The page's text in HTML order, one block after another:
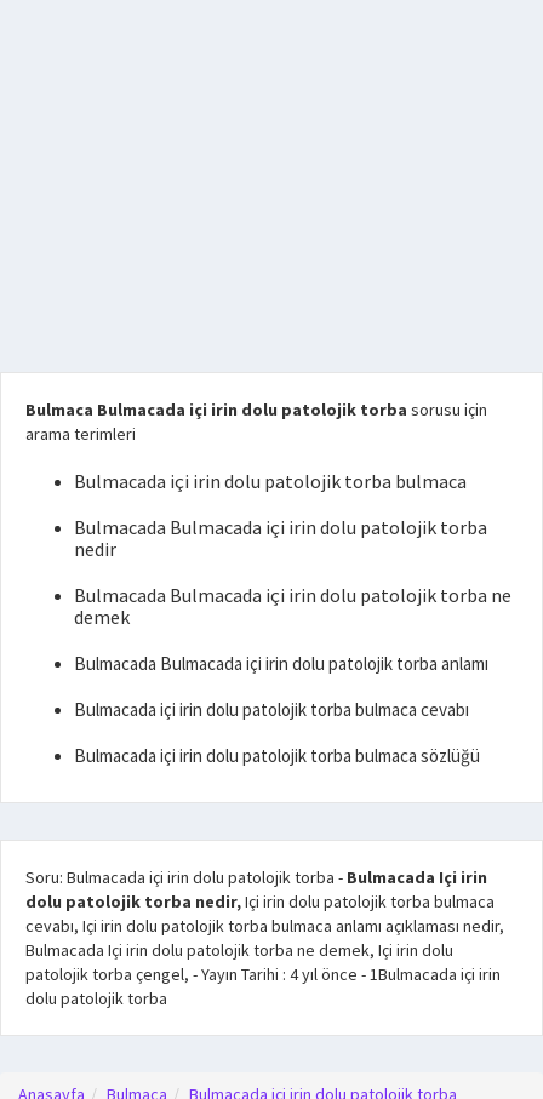
Bulmaca Bulmacada içi irin dolu patolojik torba sorusu için
arama terimleri
Bulmacada içi irin dolu patolojik torba bulmaca
Bulmacada Bulmacada içi irin dolu patolojik torba
nedir
Bulmacada Bulmacada içi irin dolu patolojik torba ne
demek
Bulmacada Bulmacada içi irin dolu patolojik torba anlamı
Bulmacada içi irin dolu patolojik torba bulmaca cevabı
Bulmacada içi irin dolu patolojik torba bulmaca sözlüğü
Soru: Bulmacada içi irin dolu patolojik torba - Bulmacada Içi irin
dolu patolojik torba nedir,Içi irin dolu patolojik torba bulmaca
cevabı, Içi irin dolu patolojik torba bulmaca anlamı açıklaması nedir,
Bulmacada Içi irin dolu patolojik torba ne demek, Içi irin dolu
patolojik torba çengel, - Yayın Tarihi : 4 yıl önce -1Bulmacada içi irin
dolu patolojik torba
Anasayfa Bulmaca Bulmacada içi irin dolu patolojik torba